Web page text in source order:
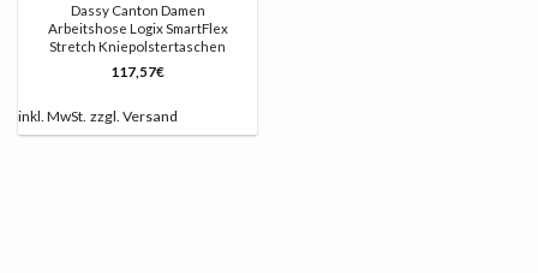
Dassy Canton Damen
Arbeitshose Logix SmartFlex
Stretch Kniepolstertaschen
117,57€
inkl. MwSt. zzgl. Versand